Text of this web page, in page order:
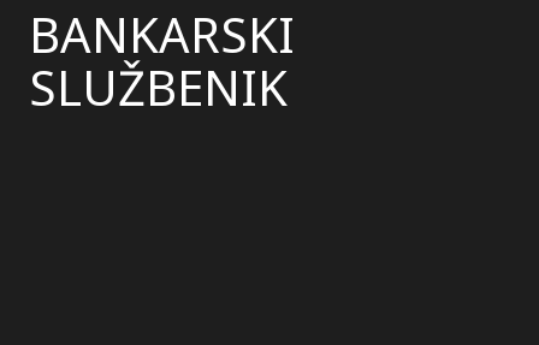
BANKARSKI
SLUŽBENIK